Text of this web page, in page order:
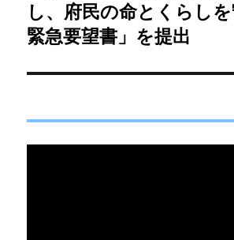
ー
シ
ン
の
投
し、府民の命とくらし
緊急要望書」を提出